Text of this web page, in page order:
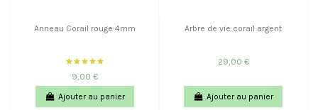
Anneau Corail rouge 4mm
9,00 €
Ajouter au panier
Arbre de vie corail argent
29,00 €
Ajouter au panier